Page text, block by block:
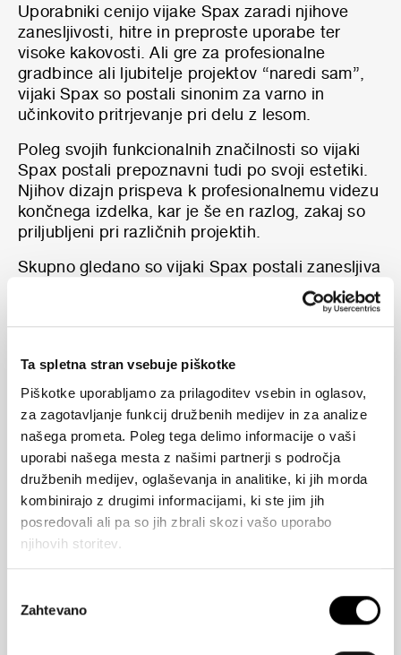
Ta spletna stran vsebuje piškotke
Piškotke uporabljamo za prilagoditev vsebin in oglasov,
za zagotavljanje funkcij družbenih medijev in za analize
našega prometa. Poleg tega delimo informacije o vaši
uporabi našega mesta z našimi partnerji s področja
družbenih medijev, oglaševanja in analitike, ki jih morda
kombinirajo z drugimi informacijami, ki ste jim jih
posredovali ali pa so jih zbrali skozi vašo uporabo
njihovih storitev.
soglasja
Zahtevano
Uporabniki cenijo vijake Spax zaradi njihove
zanesljivosti, hitre in preproste uporabe ter
visoke kakovosti. Ali gre za profesionalne
gradbince ali ljubitelje projektov “naredi sam”,
vijaki Spax so postali sinonim za varno in
učinkovito pritrjevanje pri delu z lesom.
Poleg svojih funkcionalnih značilnosti so vijaki
Spax postali prepoznavni tudi po svoji estetiki.
Njihov dizajn prispeva k profesionalnemu videzu
končnega izdelka, kar je še en razlog, zakaj so
priljubljeni pri različnih projektih.
Skupno gledano so vijaki Spax postali zanesljiva
izbira za tiste, ki cenijo visoko kakovost,
zanesljivost in enostavnost pri delu z lesom in
drugimi materiali. Nenehne inovacije in
izbiro med vijaki na trgu.
Celotna ponudba vijakov SPAX je pregledno
razporejena glede na obliko glave in material ali
površinsko obdelavo. Za enostavno izbiro
pravega vijaka za predvideno uporabo: od
ploščate poglobljene glave do glave s podložko
ali valjaste glave, iz nerjavečega jekla ali s
premazom WIROX – SPAX je vedno prava
izbira.